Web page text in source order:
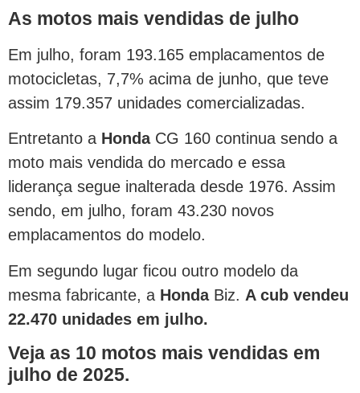
As motos mais vendidas de julho
Em julho, foram 193.165 emplacamentos de
motocicletas, 7,7% acima de junho, que teve
assim 179.357 unidades comercializadas.
Entretanto a HondaCG 160 continua sendo a
moto mais vendida do mercado e essa
liderança segue inalterada desde 1976. Assim
sendo, em julho, foram 43.230 novos
emplacamentos do modelo.
Em segundo lugar ficou outro modelo da
mesma fabricante, a HondaBiz. A cub vendeu
22.470 unidades em julho.
Veja as 10 motos mais vendidas em
julho de 2025.